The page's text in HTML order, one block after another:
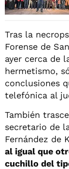
Tras la
Forense de
ayer cerca de
hermetismo,
conclusiones
telefónica al
También
secretario de
Fernández de
al igual que
cuchillo del